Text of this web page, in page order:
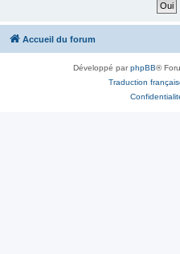
Accueil du forum
Développé parphpBB®
Traduction